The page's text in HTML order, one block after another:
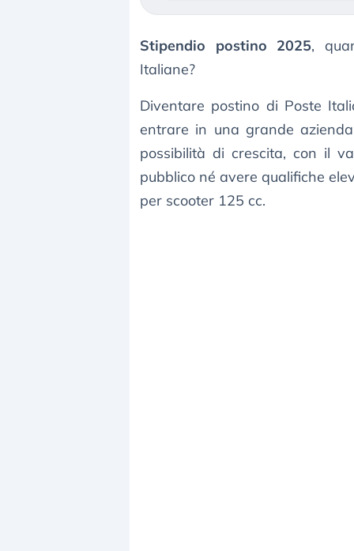
Stipendio postino 2025,
Italiane?
Diventare postino di Poste
entrare in una grande
possibilità di crescita, con il
pubblico né avere qualifiche
per scooter 125 cc.